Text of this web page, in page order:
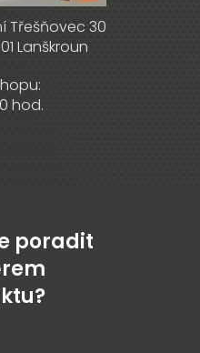
Třešňovec 30
Lanškroun
hod.
poradit